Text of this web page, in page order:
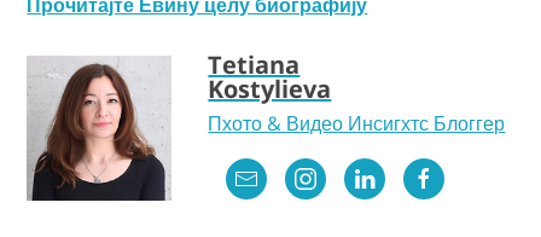
Tetiana
Kostylieva
Пхото & Видео Инсигхтс Блоггер